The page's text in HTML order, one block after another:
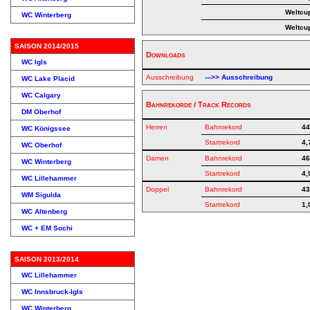
WC Winterberg
SAISON 2014/2015
WC Igls
WC Lake Placid
WC Calgary
DM Oberhof
WC Königssee
WC Oberhof
WC Winterberg
WC Lillehammer
WM Sigulda
WC Altenberg
WC + EM Sochi
SAISON 2013/2014
WC Lillehammer
WC Innsbruck-Igls
WC Winterberg
Downloads
Ausschreibung --->> Ausschreibung
Bahnrekorde / Track Records
Herren Bahnrekord
Startrekord
Damen Bahnrekord
Startrekord
Doppel Bahnrekord
Startrekord